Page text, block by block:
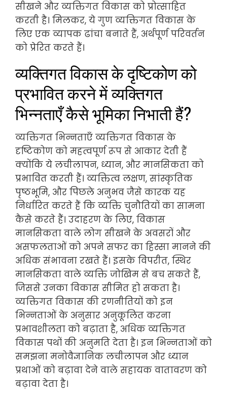
सीखने और व्यक्तिगत विकास को प्रोत्साहित
करती है। मिलकर, ये गुण व्यक्तिगत विकास के
लिए एक व्यापक ढांचा बनाते हैं, अर्थपूर्ण परिवर्तन
को प्रेरित करते हैं।
व्यक्तिगत विकास के दृष्टिकोण को
प्रभावित करने में व्यक्तिगत
भिन्नताएँ कैसे भूमिका निभाती हैं?
व्यक्तिगत भिन्नताएँ व्यक्तिगत विकास के
दृष्टिकोण को महत्वपूर्ण रूप से आकार देती हैं
क्योंकि ये लचीलापन, ध्यान, और मानसिकता को
प्रभावित करती हैं। व्यक्तित्व लक्षण, सांस्कृतिक
पृष्ठभूमि, और पिछले अनुभव जैसे कारक यह
निर्धारित करते हैं कि व्यक्ति चुनौतियों का सामना
कैसे करते हैं। उदाहरण के लिए, विकास
मानसिकता वाले लोग सीखने के अवसरों और
असफलताओं को अपने सफर का हिस्सा मानने की
अधिक संभावना रखते हैं। इसके विपरीत, स्थिर
मानसिकता वाले व्यक्ति जोखिम से बच सकते हैं,
जिससे उनका विकास सीमित हो सकता है।
व्यक्तिगत विकास की रणनीतियों को इन
भिन्नताओं के अनुसार अनुकूलित करना
प्रभावशीलता को बढ़ाता है, अधिक व्यक्तिगत
विकास पथों की अनुमति देता है। इन भिन्नताओं को
समझना मनोवैज्ञानिक लचीलापन और ध्यान
प्रथाओं को बढ़ावा देने वाले सहायक वातावरण को
बढ़ावा देता है।